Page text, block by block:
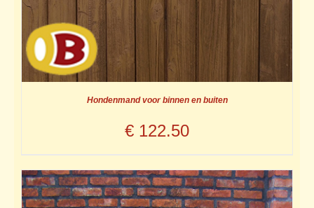
Hondenmand voor binnen en buiten
€ 122.50